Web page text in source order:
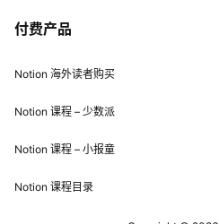
付费产品
Notion 海外读者购买
Notion 课程 – 少数派
Notion 课程 – 小报童
Notion 课程目录